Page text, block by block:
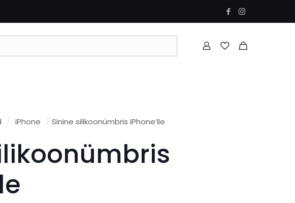
/ iPhone / Sinine silikoonümbris iPhone’ile